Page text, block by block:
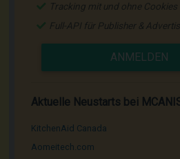
Tracking mit und ohne Cookies
Full-API für Publisher &
ANMELDEN
Aktuelle Neustarts bei
KitchenAid Canada
Aomeitech.com